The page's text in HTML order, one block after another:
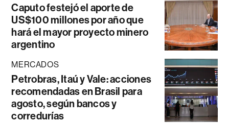
Caputo festejó el aporte de
US$100 millones por año que
hará el mayor proyecto minero
argentino
MERCADOS
Petrobras, Itaú y Vale: acciones
recomendadas en Brasil para
agosto, según bancos y
corredurías